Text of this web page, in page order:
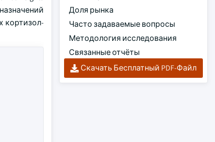
кортизол-
Доля рынка
Часто задаваемые вопросы
Методология исследования
Связанные отчёты
Скачать Бесплатный PDF-Файл